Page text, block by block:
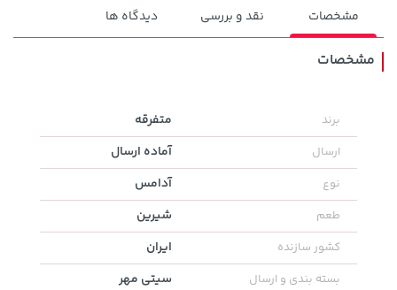
242,000 تومان
244,000
149,900 تومان
مشخصات نقد و بررسی دیدگاه ها
مشخصات
برند متفرقه
ارسال آماده ارسال
نوع آدامس
طعم شیرین
کشور سازنده ایران
بسته بندی و ارسال سیتی مهر